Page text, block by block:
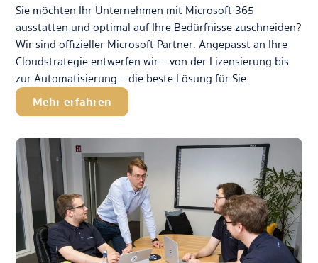
Sie möchten Ihr Unternehmen mit Microsoft 365
ausstatten und optimal auf Ihre Bedürfnisse zuschneiden?
Wir sind offizieller Microsoft Partner. Angepasst an Ihre
Cloudstrategie entwerfen wir – von der Lizensierung bis
zur Automatisierung – die beste Lösung für Sie.
Mehr erfahren